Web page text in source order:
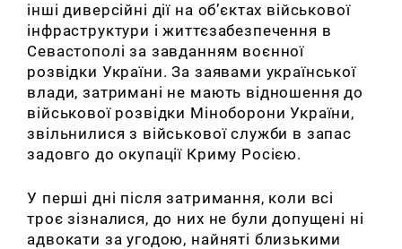
інші диверсійні дії на об’єктах військової
інфраструктури і життєзабезпечення в
Севастополі за завданням воєнної
розвідки України. За заявами української
влади, затримані не мають відношення до
військової розвідки Міноборони України,
звільнилися з військової служби в запас
задовго до окупації Криму Росією.
У перші дні після затримання, коли всі
троє зізналися, до них не були допущені ні
адвокати за угодою, найняті близькими